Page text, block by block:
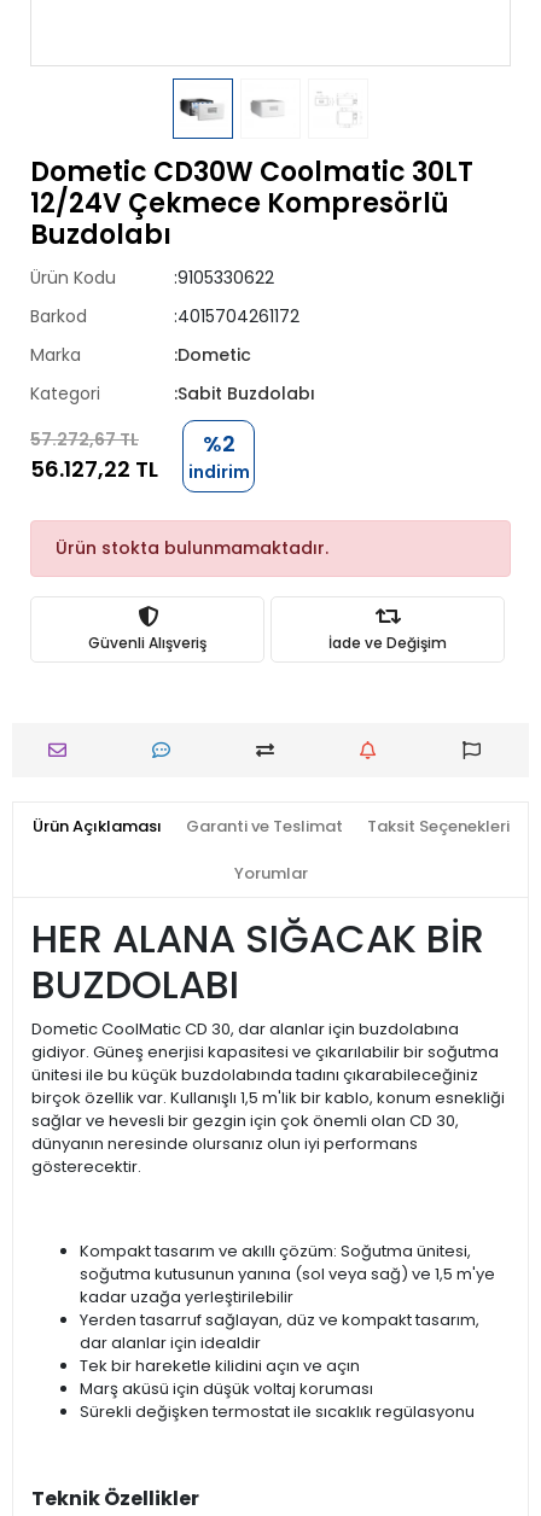
Dometic CD30W Coolmatic 30LT
12/24V Çekmece Kompresörlü
Buzdolabı
Ürün Kodu
:9105330622
Barkod
:4015704261172
Marka
:Dometic
Kategori
:Sabit Buzdolabı
57.272,67 TL
56.127,22 TL
%2
indirim
Ürün stokta bulunmamaktadır.
Güvenli Alışveriş İade ve Değişim
Ürün Açıklaması Garanti ve Teslimat Taksit Seçenekleri
Yorumlar
HER ALANA SIĞACAK BİR
BUZDOLABI
Dometic CoolMatic CD 30, dar alanlar için buzdolabına
gidiyor. Güneş enerjisi kapasitesi ve çıkarılabilir bir soğutma
ünitesi ile bu küçük buzdolabında tadını çıkarabileceğiniz
birçok özellik var. Kullanışlı 1,5 m'lik bir kablo, konum esnekliği
sağlar ve hevesli bir gezgin için çok önemli olan CD 30,
dünyanın neresinde olursanız olun iyi performans
gösterecektir.
Kompakt tasarım ve akıllı çözüm: Soğutma ünitesi,
soğutma kutusunun yanına (sol veya sağ) ve 1,5 m'ye
kadar uzağa yerleştirilebilir
Yerden tasarruf sağlayan, düz ve kompakt tasarım,
dar alanlar için idealdir
Tek bir hareketle kilidini açın ve açın
Marş aküsü için düşük voltaj koruması
Sürekli değişken termostat ile sıcaklık regülasyonu
Teknik Özellikler